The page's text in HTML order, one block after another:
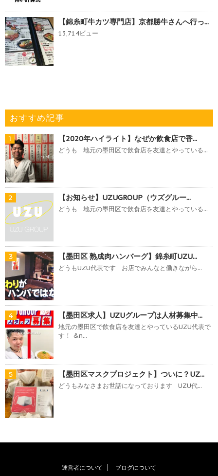
【錦糸町牛カツ専門店】京都勝牛さんへ行っ...
13,714ビュー
おすすめ記事
1 【2020年ハイライト】なぜか飲食店で香...
どうも 地元の墨田区で飲食店を友達とやっている...
2 【お知らせ】UZUGROUP（ウズグルー...
どうも 地元の墨田区で飲食店を友達とやっている...
3 【墨田区 熟成肉ハンバーグ】錦糸町UZU...
どうもUZU代表です お店でみんなと働きながら...
4 【墨田区求人】UZUグループは人材募集中...
地元の墨田区で飲食店を友達とやっているUZU代表で
す！ &n...
5 【墨田区マスクプロジェクト】ついに？UZ...
どうもみなさまお世話になっております UZU代...
運営者について ブログについて